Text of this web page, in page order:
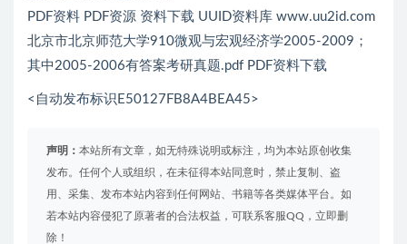
PDF资料 PDF资源 资料下载 UUID资料库 www.uu2id.com
北京市北京师范大学910微观与宏观经济学2005-2009；
其中2005-2006有答案考研真题.pdf PDF资料下载
<自动发布标识E50127FB8A4BEA45>
声明： 本站所有文章，如无特殊说明或标注，均为本站原创收集
发布。任何个人或组织，在未征得本站同意时，禁止复制、盗
用、采集、发布本站内容到任何网站、书籍等各类媒体平台。如
若本站内容侵犯了原著者的合法权益，可联系客服QQ，立即删
除！